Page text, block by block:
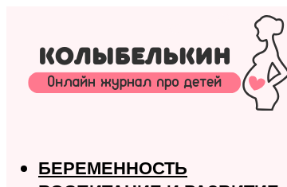
БЕРЕМЕННОСТЬ